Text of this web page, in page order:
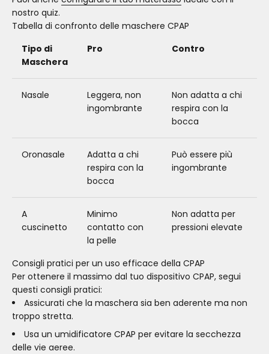
nostro quiz.
Tabella di confronto delle maschere CPAP
Tipo di
Maschera
Pro Contro
Nasale
Leggera, non
ingombrante
Non adatta a chi
respira con la
bocca
Oronasale
Adatta a chi
respira con la
bocca
Può essere più
ingombrante
A
cuscinetto
Minimo
contatto con
la pelle
Non adatta per
pressioni elevate
Consigli pratici per un uso efficace della CPAP
Per ottenere il massimo dal tuo dispositivo CPAP, segui
questi consigli pratici:
Assicurati che la maschera sia ben aderente ma non
troppo stretta.
Usa un umidificatore CPAP per evitare la secchezza
delle vie aeree.